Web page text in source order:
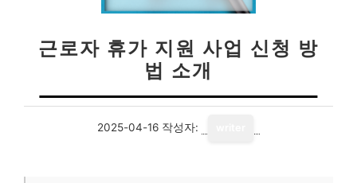
근로자 휴가 지원 사업 신청 방
법 소개
2025-04-16 작성자: